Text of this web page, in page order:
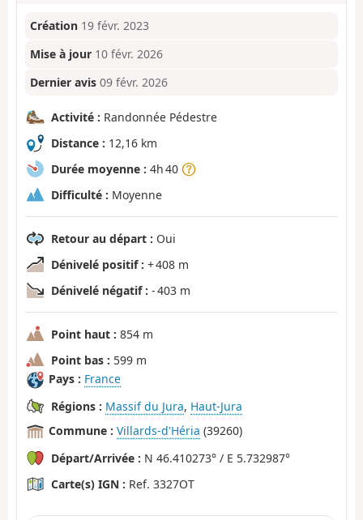
Création 19 févr. 2023
Mise à jour 10 févr. 2026
Dernier avis 09 févr. 2026
Activité : Randonnée Pédestre
Distance : 12,16 km
Durée moyenne : 4h 40
Difficulté : Moyenne
Retour au départ : Oui
Dénivelé positif : + 408 m
Dénivelé négatif : - 403 m
Point haut : 854 m
Point bas : 599 m
Pays : France
Régions : Massif du Jura, Haut-Jura
Commune : Villards-d'Héria (39260)
Départ/Arrivée : N 46.410273° / E 5.732987°
Carte(s) IGN : Ref. 3327OT